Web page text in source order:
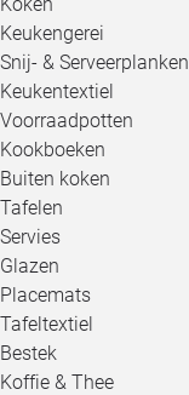
Keukengerei
Snij- & Serveerplanken
Keukentextiel
Voorraadpotten
Kookboeken
Buiten koken
Tafelen
Servies
Glazen
Placemats
Tafeltextiel
Bestek
Koffie & Thee